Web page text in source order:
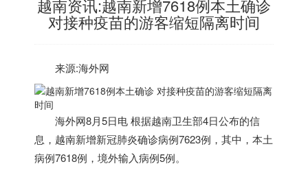
越南资讯:越南新增7618例本土确诊
对接种疫苗的游客缩短隔离时间
来源:海外网
海外网8月5日电根据越南卫生部4日公布的信
息， 越南新增新冠肺炎确诊病例7623例，其中，本土
病例7618例，境外输入病例5例。